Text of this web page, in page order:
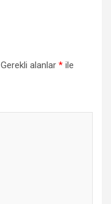
Gerekli alanlar * ile